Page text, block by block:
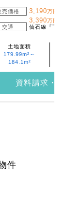
間取り
4LDK
お気に入り登録
件